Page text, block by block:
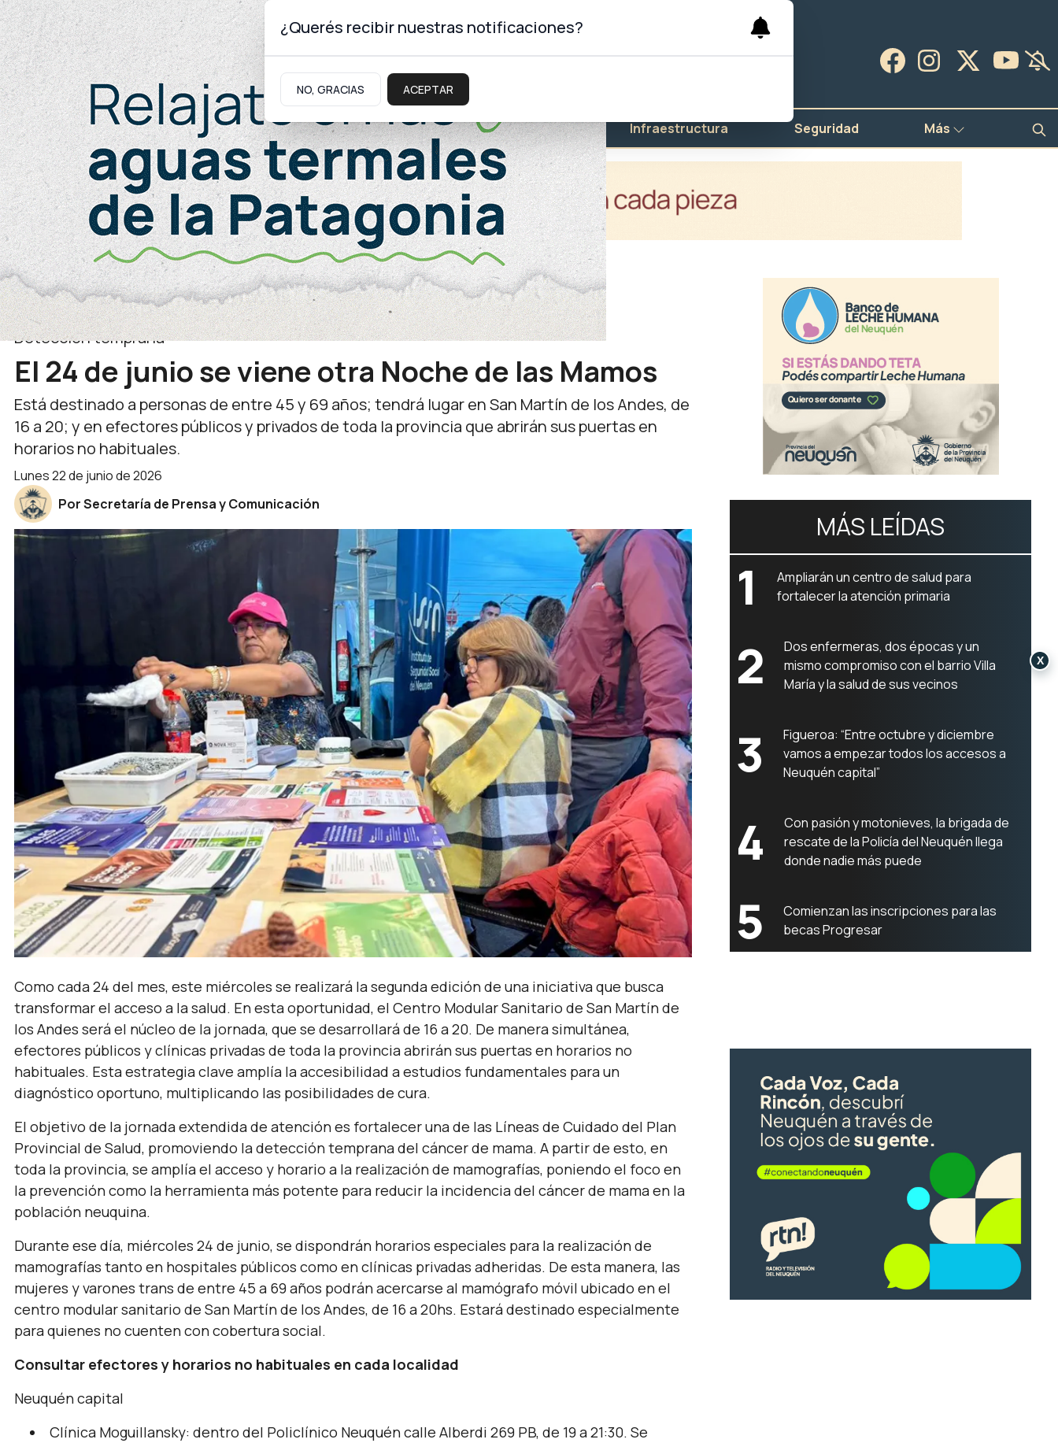
Sábado 8 deAgosto de 2026
Neuquinidad Gabinete Turismo Educación Salud Infraestructura Seguridad Más
Salud
Detección temprana
El 24 de junio se viene otra Noche de las Mamos
Está destinado a personas de entre 45 y 69 años; tendrá lugar en San Martín de los Andes, de
16 a 20; y en efectores públicos y privados de toda la provincia que abrirán sus puertas en
horarios no habituales.
lunes 22 de junio de 2026
Por Secretaría de Prensa y Comunicación
Como cada 24 del mes, este miércoles se realizará la segunda edición de una iniciativa que busca
transformar el acceso a la salud. En esta oportunidad, el Centro Modular Sanitario de San Martín de
los Andes será el núcleo de la jornada, que se desarrollará de 16 a 20. De manera simultánea,
efectores públicos y clínicas privadas de toda la provincia abrirán sus puertas en horarios no
habituales. Esta estrategia clave amplía la accesibilidad a estudios fundamentales para un
diagnóstico oportuno, multiplicando las posibilidades de cura.
El objetivo de la jornada extendida de atención es fortalecer una de las Líneas de Cuidado del Plan
Provincial de Salud, promoviendo la detección temprana del cáncer de mama. A partir de esto, en
toda la provincia, se amplía el acceso y horario a la realización de mamografías, poniendo el foco en
la prevención como la herramienta más potente para reducir la incidencia del cáncer de mama en la
población neuquina.
Durante ese día, miércoles 24 de junio, se dispondrán horarios especiales para la realización de
mamografías tanto en hospitales públicos como en clínicas privadas adheridas. De esta manera, las
mujeres y varones trans de entre 45 a 69 años podrán acercarse al mamógrafo móvil ubicado en el
centro modular sanitario de San Martín de los Andes, de 16 a 20hs. Estará destinado especialmente
para quienes no cuenten con cobertura social.
Consultar efectores y horarios no habituales en cada localidad
Neuquén capital
Clínica Moguillansky: dentro del Policlínico Neuquén calle Alberdi 269 PB, de 19 a 21:30. Se
MÁS LEÍDAS
1
Ampliarán un centro de salud para
fortalecer la atención primaria
2
Dos enfermeras, dos épocas y un
mismo compromiso con el barrio Villa
María y la salud de sus vecinos
3
Figueroa: “Entre octubre y diciembre
vamos a empezar todos los accesos a
Neuquén capital”
4
Con pasión y motonieves, la brigada de
rescate de la Policía del Neuquén llega
donde nadie más puede
5
Comienzan las inscripciones para las
becas Progresar
¿Querés recibir nuestras notificaciones?
NO, GRACIAS ACEPTAR
X